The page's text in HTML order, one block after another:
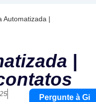
Automatizada |
|
Pergunte à Gi